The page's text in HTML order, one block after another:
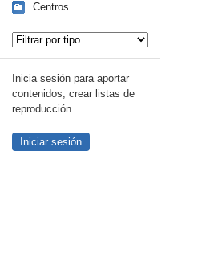
Centros
Inicia sesión para aportar
contenidos, crear listas de
reproducción...
Iniciar sesión